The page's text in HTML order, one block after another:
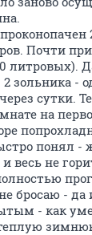
Почти
литровых).
2 зольника -
сутки.
на
понял -
весь не
бросаю - да
- как